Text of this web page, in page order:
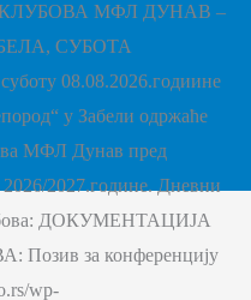
МФЛ ДУНАВ –
СУБОТА
08.08.2026.годиине
у Забели одржаће
МФЛ Дунав пред
2026/2027.године. Дневни
ДОКУМЕНТАЦИЈА
за конференцију
wp-